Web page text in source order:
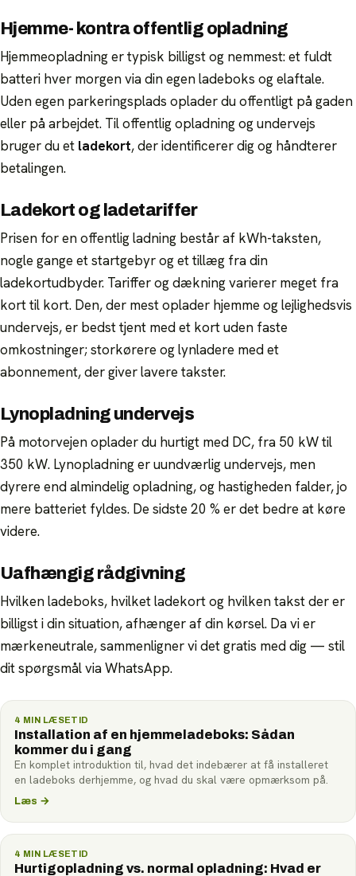
Hjemme- kontra offentlig opladning
Hjemmeopladning er typisk billigst og nemmest: et fuldt
batteri hver morgen via din egen ladeboks og elaftale.
Uden egen parkeringsplads oplader du offentligt på gaden
eller på arbejdet. Til offentlig opladning og undervejs
bruger du et ladekort, der identificerer dig og håndterer
betalingen.
Ladekort og ladetariffer
Prisen for en offentlig ladning består af kWh-taksten,
nogle gange et startgebyr og et tillæg fra din
ladekortudbyder. Tariffer og dækning varierer meget fra
kort til kort. Den, der mest oplader hjemme og lejlighedsvis
undervejs, er bedst tjent med et kort uden faste
omkostninger; storkørere og lynladere med et
abonnement, der giver lavere takster.
Lynopladning undervejs
På motorvejen oplader du hurtigt med DC, fra 50 kW til
350 kW. Lynopladning er uundværlig undervejs, men
dyrere end almindelig opladning, og hastigheden falder, jo
mere batteriet fyldes. De sidste 20 % er det bedre at køre
videre.
Uafhængig rådgivning
Hvilken ladeboks, hvilket ladekort og hvilken takst der er
billigst i din situation, afhænger af din kørsel. Da vi er
mærkeneutrale, sammenligner vi det gratis med dig — stil
dit spørgsmål via WhatsApp.
4 MIN LÆSETID
Installation af en hjemmeladeboks: Sådan
kommer du i gang
En komplet introduktion til, hvad det indebærer at få installeret
en ladeboks derhjemme, og hvad du skal være opmærksom på.
Læs →
4 MIN LÆSETID
Hurtigopladning vs. normal opladning: Hvad er